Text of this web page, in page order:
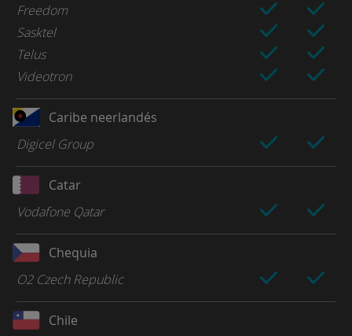
Freedom
Sasktel
Telus
Videotron
Caribe neerlandés
Digicel Group
Catar
Vodafone Qatar
Chequia
O2 Czech Republic
Chile